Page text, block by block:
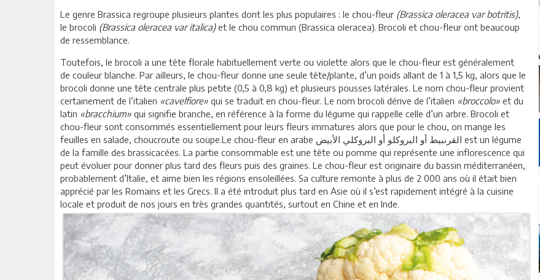
Le genre Brassica regroupe plusieurs plantes dont les plus populaires : le chou-fleur (Brassica oleracea var botritis),
le brocoli (Brassica oleracea var italica)et le chou commun (Brassica oleracea). Brocoli et chou-fleur ont beaucoup
de ressemblance.
Toutefois, le brocoli a une tête florale habituellement verte ou violette alors que le chou-fleur est généralement
de couleur blanche. Par ailleurs, le chou-fleur donne une seule tête/plante, d’un poids allant de 1 à 1,5 kg, alors que le
brocoli donne une tête centrale plus petite (0,5 à 0,8 kg) et plusieurs pousses latérales. Le nom chou-fleur provient
certainement de l’italien «cavelfiore» qui se traduit en chou-fleur. Le nom brocoli dérive de l’italien «broccolo» et du
latin «bracchium» qui signifie branche, en référence à la forme du légume qui rappelle celle d’un arbre. Brocoli et
chou-fleur sont consommés essentiellement pour leurs fleurs immatures alors que pour le chou, on mange les
feuilles en salade, choucroute ou soupe.Le chou-fleur en arabe القرنبيط أو البروكلو أو البروكلي الأبيض est un légume
de la famille des brassicacées. La partie consommable est une tête ou pomme qui représente une inflorescence qui
peut évoluer pour donner plus tard des fleurs puis des graines. Le chou-fleur est originaire du bassin méditerranéen,
probablement d’Italie, et aime bien les régions ensoleillées. Sa culture remonte à plus de 2 000 ans où il était bien
apprécié par les Romains et les Grecs. Il a été introduit plus tard en Asie où il s’est rapidement intégré à la cuisine
locale et produit de nos jours en très grandes quantités, surtout en Chine et en Inde.